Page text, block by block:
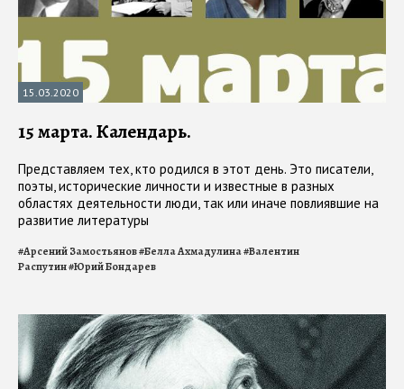
15.03.2020
15 марта. Календарь.
Представляем тех, кто родился в этот день. Это писатели,
поэты, исторические личности и известные в разных
областях деятельности люди, так или иначе повлиявшие на
развитие литературы
#Арсений Замостьянов#Белла Ахмадулина#Валентин
Распутин#Юрий Бондарев